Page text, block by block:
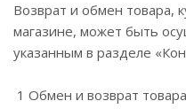
Возврат и обмен товара,
магазине, может быть
указанным в разделе
1 Обмен и возврат